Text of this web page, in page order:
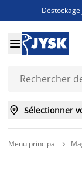

 Sélectionner
Menu principal 